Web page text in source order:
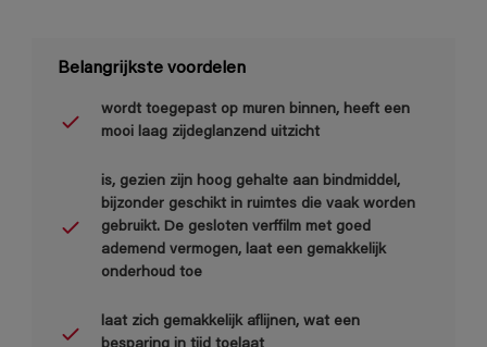
Belangrijkste voordelen
wordt toegepast op muren binnen, heeft een
mooi laag zijdeglanzend uitzicht
is, gezien zijn hoog gehalte aan bindmiddel,
bijzonder geschikt in ruimtes die vaak worden
gebruikt. De gesloten verffilm met goed
ademend vermogen, laat een gemakkelijk
onderhoud toe
laat zich gemakkelijk aflijnen, wat een